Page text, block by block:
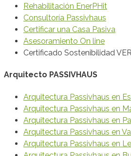
Rehabilitación EnerPHit
Consultoría Passivhaus
Certificar una Casa Pasiva
Asesoramiento On line
Certificado Sostenibilidad
Arquitecto PASSIVHAUS
Arquitectura Passivhaus en
Arquitectura Passivhaus en
Arquitectura Passivhaus en
Arquitectura Passivhaus en
Arquitectura Passivhaus en